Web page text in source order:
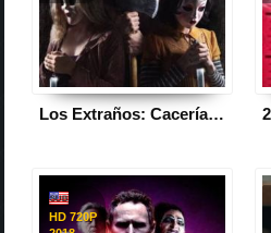
Los Extraños: Cacería Nocturna
HD 720P